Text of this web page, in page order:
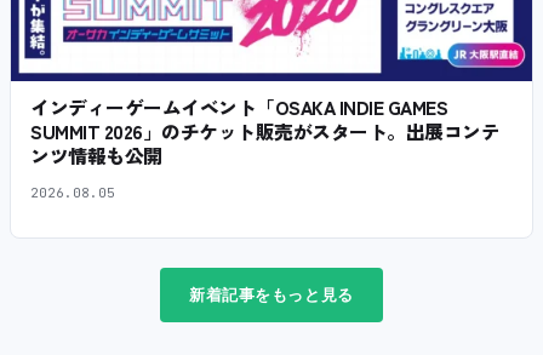
インディーゲームイベント「OSAKA INDIE GAMES
SUMMIT 2026」のチケット販売がスタート。出展コンテ
ンツ情報も公開
2026.08.05
新着記事をもっと見る